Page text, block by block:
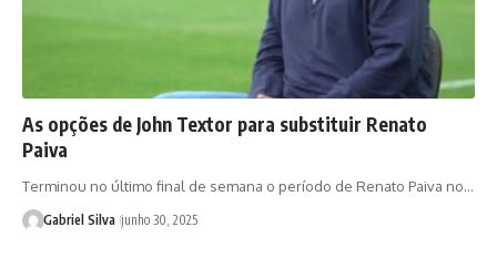
As opções de John Textor para substituir Renato
Paiva
Terminou no último final de semana o período de Renato Paiva no…
Gabriel Silva junho 30, 2025